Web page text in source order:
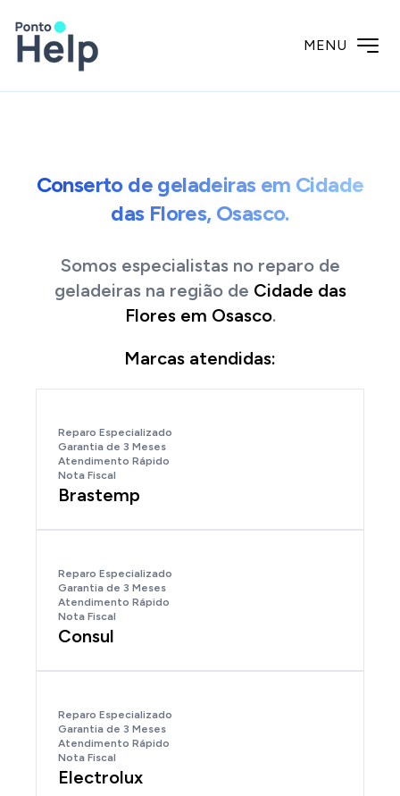
MENU
Conserto de geladeiras em Cidade
das Flores, Osasco.
Somos especialistas no reparo de
geladeirasna região de Cidade das
Floresem Osasco.
Marcas atendidas:
Reparo Especializado
Garantia de 3 Meses
Atendimento Rápido
Nota Fiscal
Brastemp
Reparo Especializado
Garantia de 3 Meses
Atendimento Rápido
Nota Fiscal
Consul
Reparo Especializado
Garantia de 3 Meses
Atendimento Rápido
Nota Fiscal
Electrolux